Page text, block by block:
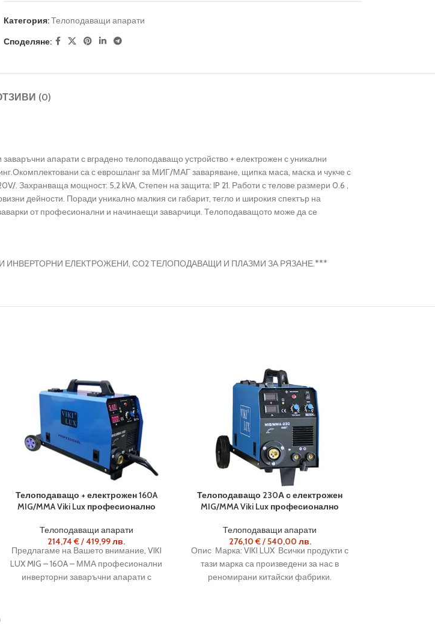
Категория:Телоподаващи апарати
Споделяне:
(0)
апарати с вградено телоподаващо устройство + електрожен с уникални
са с еврошланг за МИГ/МАГ заваряване, щипка маса, маска и чукче с
. Захранваща мощност: 5,2 kVA, Степен на защита: IP 21. Работи с телове размери 0.6 ,
дейности. Поради уникално малкия си габарит, тегло и широкия спектър на
от професионални и начинаещи заварчици. Телоподаващото може да се
ЕЛЕКТРОЖЕНИ, СО2 ТЕЛОПОДАВАЩИ И ПЛАЗМИ ЗА РЯЗАНЕ.***
Телоподаващо + електрожен 160A
MIG/MMA Viki Lux професионално
Телоподаващи апарати
214,74€/419,99лв.
Предлагаме на Вашето внимание, VIKI
LUX MIG – 160A – ММА професионални
инверторни заваръчни апарати с
Телоподаващо 230А с електрожен
MIG/MMA Viki Lux професионално
Телоподаващи апарати
276,10 €/540,00 лв.
Опис Марка: VIKI LUX Всички продукти с
тази марка са произведени за нас в
реномирани китайски фабрики.